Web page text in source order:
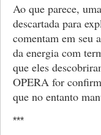
Ao que parece,
descartada para
comentam em seu
da energia com
que eles
OPERA for
que no entanto
***